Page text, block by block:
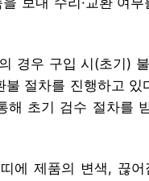
경우 구입 시(초기)
불 절차를 진행하고
해 초기 검수 절차를
에 제품의 변색, 끊